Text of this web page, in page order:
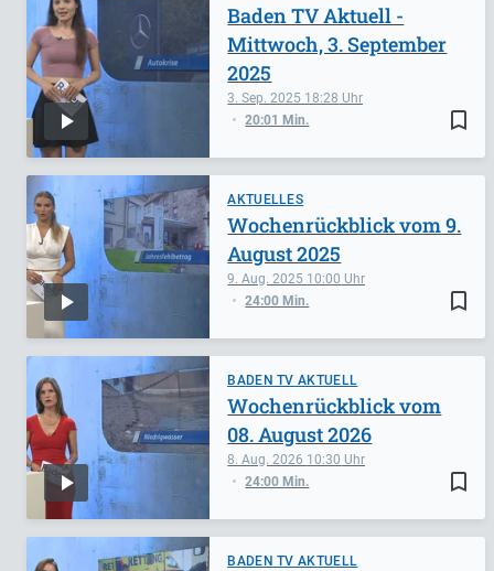
bookmark_border
3. Sep. 2025 18:28
20:01 Min.
Baden TV Aktuell -
Mittwoch, 3. September
2025
AKTUELLES
bookmark_border
9. Aug. 2025 10:00
24:00 Min.
Wochenrückblick vom 9.
August 2025
BADEN TV AKTUELL
bookmark_border
8. Aug. 2026 10:30
24:00 Min.
Wochenrückblick vom
08. August 2026
BADEN TV AKTUELL